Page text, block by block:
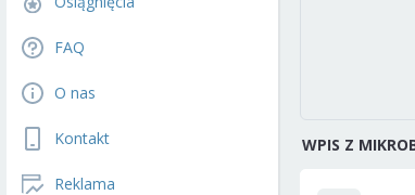
FAQ
O nas
Kontakt
Reklama
WPIS Z